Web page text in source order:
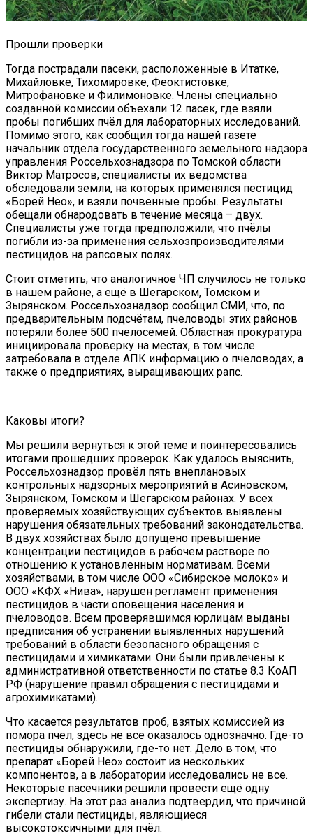
Прошли проверки
Тогда пострадали пасеки, расположенные в Итатке,
Михайловке, Тихомировке, Феоктистовке,
Митрофановке и Филимоновке. Члены специально
созданной комиссии объехали 12 пасек, где взяли
пробы погибших пчёл для лабораторных исследований.
Помимо этого, как сообщил тогда нашей газете
начальник отдела государственного земельного надзора
управления Россельхознадзора по Томской области
Виктор Матросов, специалисты их ведомства
обследовали земли, на которых применялся пестицид
«Борей Нео», и взяли почвенные пробы. Результаты
обещали обнародовать в течение месяца – двух.
Специалисты уже тогда предположили, что пчёлы
погибли из-за применения сельхозпроизводителями
пестицидов на рапсовых полях.
Стоит отметить, что аналогичное ЧП случилось не только
в нашем районе, а ещё в Шегарском, Томском и
Зырянском. Россельхознадзор сообщил СМИ, что, по
предварительным подсчётам, пчеловоды этих районов
потеряли более 500 пчелосемей. Областная прокуратура
инициировала проверку на местах, в том числе
затребовала в отделе АПК информацию о пчеловодах, а
также о предприятиях, выращивающих рапс.
Каковы итоги?
Мы решили вернуться к этой теме и поинтересовались
итогами прошедших проверок. Как удалось выяснить,
Россельхознадзор провёл пять внеплановых
контрольных надзорных мероприятий в Асиновском,
Зырянском, Томском и Шегарском районах. У всех
проверяемых хозяйствующих субъектов выявлены
нарушения обязательных требований законодательства.
В двух хозяйствах было допущено превышение
концентрации пестицидов в рабочем растворе по
отношению к установленным нормативам. Всеми
хозяйствами, в том числе ООО «Сибирское молоко» и
ООО «КФХ «Нива», нарушен регламент применения
пестицидов в части оповещения населения и
пчеловодов. Всем проверявшимся юрлицам выданы
предписания об устранении выявленных нарушений
требований в области безопасного обращения с
пестицидами и химикатами. Они были привлечены к
административной ответственности по статье 8.3 КоАП
РФ (нарушение правил обращения с пестицидами и
агрохимикатами).
Что касается результатов проб, взятых комиссией из
помора пчёл, здесь не всё оказалось однозначно. Где-то
пестициды обнаружили, где-то нет. Дело в том, что
препарат «Борей Нео» состоит из нескольких
компонентов, а в лаборатории исследовались не все.
Некоторые пасечники решили провести ещё одну
экспертизу. На этот раз анализ подтвердил, что причиной
гибели стали пестициды, являющиеся
высокотоксичными для пчёл.